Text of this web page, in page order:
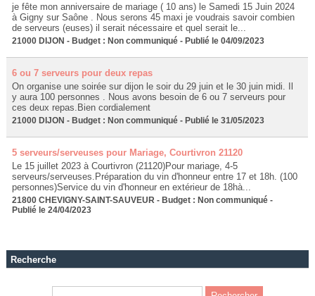
je fête mon anniversaire de mariage ( 10 ans) le Samedi 15 Juin 2024
à Gigny sur Saône . Nous serons 45 maxi je voudrais savoir combien
de serveurs (euses) il serait nécessaire et quel serait le...
21000 DIJON - Budget : Non communiqué - Publié le 04/09/2023
6 ou 7 serveurs pour deux repas
On organise une soirée sur dijon le soir du 29 juin et le 30 juin midi. Il
y aura 100 personnes . Nous avons besoin de 6 ou 7 serveurs pour
ces deux repas.Bien cordialement
21000 DIJON - Budget : Non communiqué - Publié le 31/05/2023
5 serveurs/serveuses pour Mariage, Courtivron 21120
Le 15 juillet 2023 à Courtivron (21120)Pour mariage, 4-5
serveurs/serveuses.Préparation du vin d'honneur entre 17 et 18h. (100
personnes)Service du vin d'honneur en extérieur de 18hà...
21800 CHEVIGNY-SAINT-SAUVEUR - Budget : Non communiqué -
Publié le 24/04/2023
Recherche